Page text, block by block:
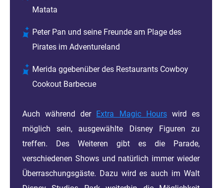
Matata
Peter Pan und seine Freunde am Plage des
Pirates im Adventureland
Merida ggebenüber des Restaurants Cowboy
Cookout Barbecue
Auch während der Extra Magic Hourswird es
möglich sein, ausgewählte Disney Figuren zu
treffen. Des Weiteren gibt es die Parade,
verschiedenen Shows und natürlich immer wieder
Überraschungsgäste. Dazu wird es auch im Walt